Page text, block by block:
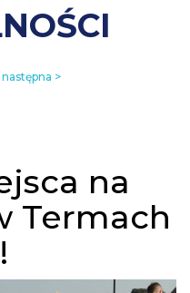
następna >
na
Termach